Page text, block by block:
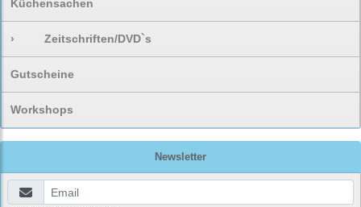
Küchensachen
› Zeitschriften/DVD`s
Gutscheine
Workshops
Newsletter